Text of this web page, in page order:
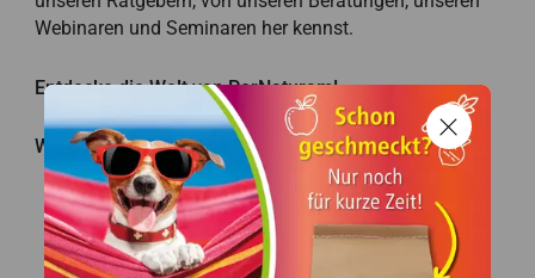
Webinaren und Seminaren her kennst.
Entdecke die Welt von PerNaturam!
Wir wünschen dir viel Freude dabei.